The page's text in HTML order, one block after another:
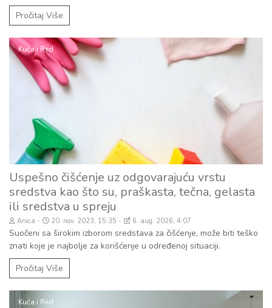
Pročitaj Više
Kuća i Red
Uspešno čišćenje uz odgovarajuću vrstu
sredstva kao što su, praškasta, tečna, gelasta
ili sredstva u spreju
Anica 20. nov. 2023, 15:35 6. aug. 2026, 4:07
Suočeni sa širokim izborom sredstava za čišćenje, može biti teško
znati koje je najbolje za korišćenje u određenoj situaciji.
Pročitaj Više
Kuća i Red